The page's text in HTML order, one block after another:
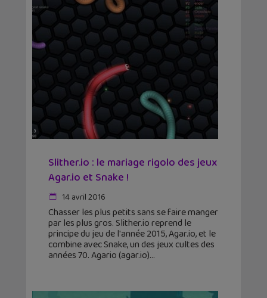
Slither.io : le mariage rigolo des jeux
Agar.io et Snake !
14 avril 2016
Chasser les plus petits sans se faire manger
par les plus gros. Slither.io reprend le
principe du jeu de l'année 2015, Agar.io, et le
combine avec Snake, un des jeux cultes des
années 70. Agario (agar.io)